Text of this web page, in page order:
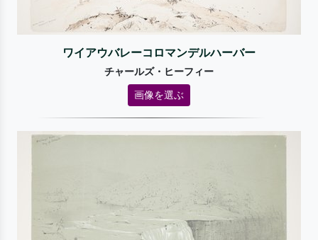
ワイアウバレーコロマンデルハーバー
チャールズ・ヒーフィー
画像を選ぶ